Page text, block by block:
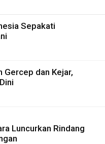
Sepakati
Gercep dan Kejar,
Luncurkan Rindang